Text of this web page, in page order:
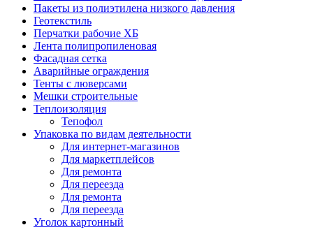
Пакеты из полиэтилена низкого давления
Геотекстиль
Перчатки рабочие ХБ
Лента полипропиленовая
Фасадная сетка
Аварийные ограждения
Тенты с люверсами
Мешки строительные
Теплоизоляция
Тепофол
Упаковка по видам деятельности
Для интернет-магазинов
Для маркетплейсов
Для ремонта
Для переезда
Для ремонта
Для переезда
Уголок картонный